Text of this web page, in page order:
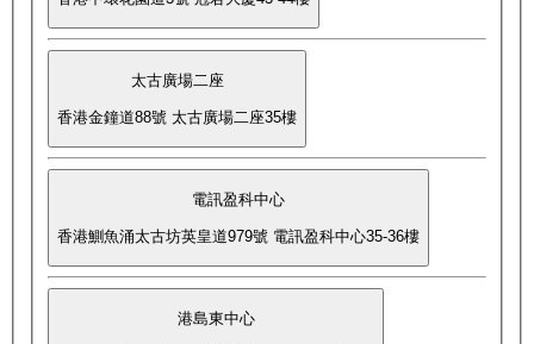
太古廣場二座
香港金鐘道88號 太古廣場二座35樓
電訊盈科中心
香港鰂魚涌太古坊英皇道979號 電訊盈科中心35-36樓
港島東中心